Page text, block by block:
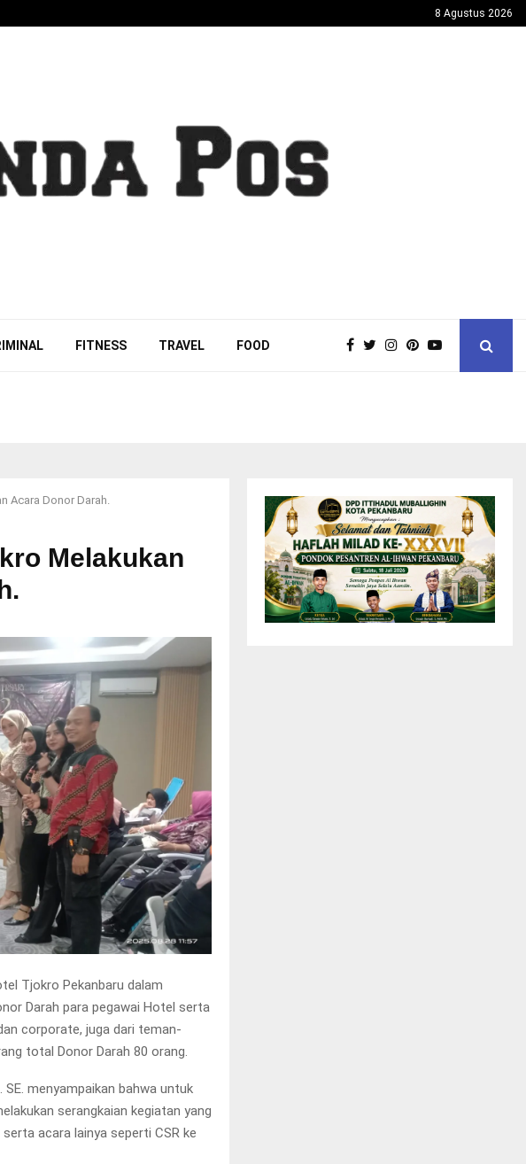
8 Agustus 2026
FITNESS TRAVEL FOOD
Acara Donor Darah.
Melakukan
Tjokro Pekanbaru dalam
Darah para pegawai Hotel serta
corporate, juga dari teman-
total Donor Darah 80 orang.
menyampaikan bahwa untuk
serangkaian kegiatan yang
acara lainya seperti CSR ke